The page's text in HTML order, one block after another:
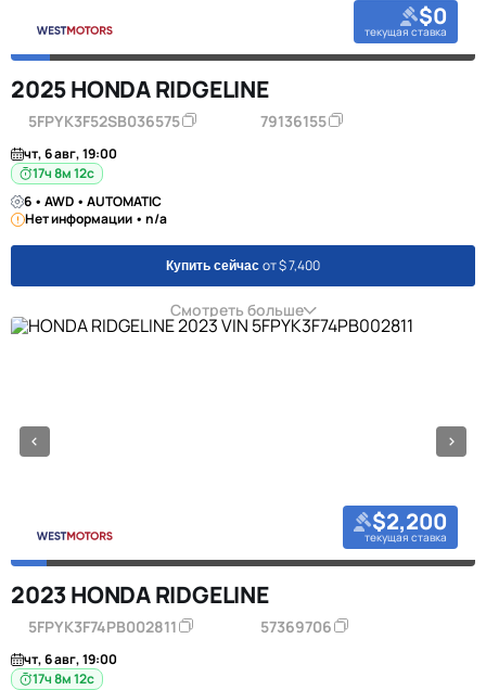
$0
текущая ставка
2025 HONDA RIDGELINE
5FPYK3F52SB036575 79136155
чт, 6 авг, 19:00
17ч 8м 11с
6 • AWD • AUTOMATIC
Нет информации • n/a
Купить сейчас от $ 7,400
Смотреть больше
$2,200
текущая ставка
2023 HONDA RIDGELINE
5FPYK3F74PB002811 57369706
чт, 6 авг, 19:00
17ч 8м 11с